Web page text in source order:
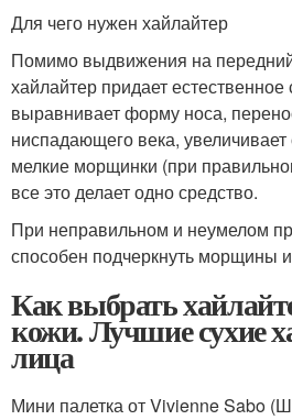
Для чего нужен хайлайтер
Помимо выдвижения на
хайлайтер придает
выравнивает форму носа,
ниспадающего века,
мелкие морщинки (при
все это делает одно средство.
При неправильном и неумелом
способен подчеркнуть морщины
Как выбрать
кожи. Лучшие сухие
лица
Мини палетка от Vivienne Sabo